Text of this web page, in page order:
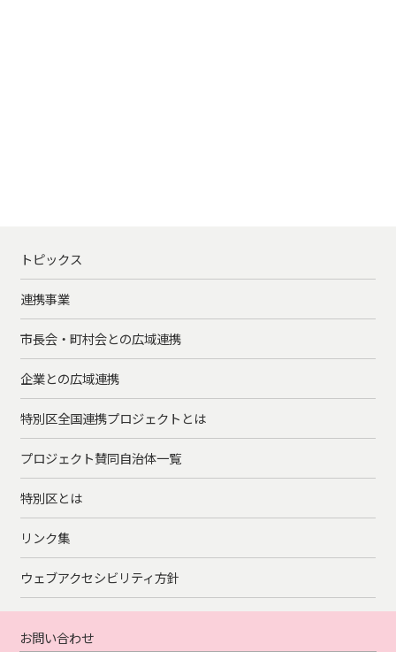
トピックス
連携事業
市長会・町村会との広域連携
企業との広域連携
特別区全国連携プロジェクトとは
プロジェクト賛同自治体一覧
特別区とは
リンク集
ウェブアクセシビリティ方針
お問い合わせ